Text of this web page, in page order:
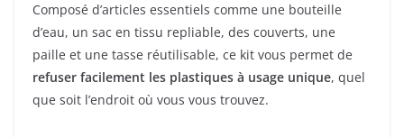
Composé d’articles essentiels comme une bouteille
d’eau, un sac en tissu repliable, des couverts, une
paille et une tasse réutilisable, ce kit vous permet de
refuser facilement les plastiques à usage unique, quel
que soit l’endroit où vous vous trouvez.